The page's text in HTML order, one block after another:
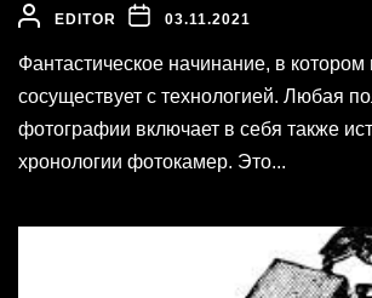
EDITOR 03.11.2021
Фантастическое начинание, в котором
сосуществует с технологией. Любая
фотографии включает в себя также
хронологии фотокамер. Это...